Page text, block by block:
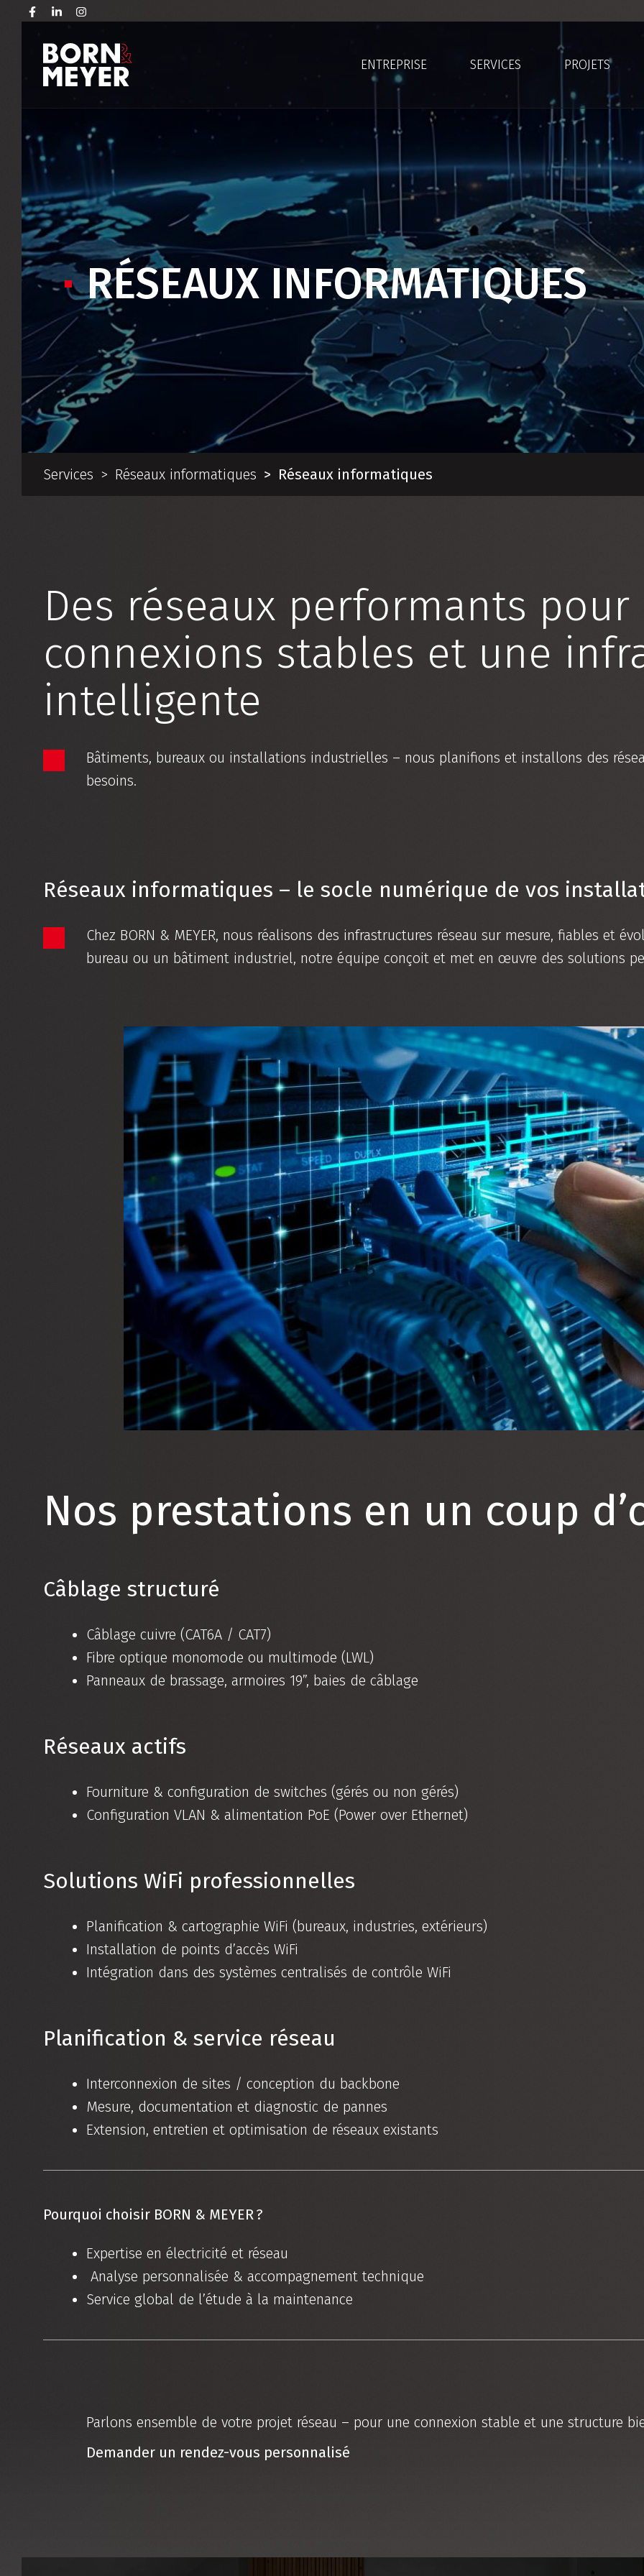
ENTREPRISE SERVICES PROJETS
RÉSEAUX INFORMATIQUES
Services Réseaux informatiques Réseaux informatiques
Des réseaux performants pour
connexions stables et une
intelligente
Bâtiments, bureaux ou installations industrielles – nous planifions et installons des
besoins.
Réseaux informatiques – le socle numérique de vos
Chez BORN & MEYER, nous réalisons des infrastructures réseau sur mesure, fiables et
bureau ou un bâtiment industriel, notre équipe conçoit et met en œuvre des solutions
Nos prestations en un coup
Câblage structuré
Câblage cuivre (CAT6A / CAT7)
Fibre optique monomode ou multimode (LWL)
Panneaux de brassage, armoires 19”, baies de câblage
Réseaux actifs
Fourniture & configuration de switches (gérés ou non gérés)
Configuration VLAN & alimentation PoE (Power over Ethernet)
Solutions WiFi professionnelles
Planification & cartographie WiFi (bureaux, industries, extérieurs)
Installation de points d’accès WiFi
Intégration dans des systèmes centralisés de contrôle WiFi
Planification & service réseau
Interconnexion de sites / conception du backbone
Mesure, documentation et diagnostic de pannes
Extension, entretien et optimisation de réseaux existants
Pourquoi choisir BORN & MEYER ?
Expertise en électricité et réseau
Analyse personnalisée & accompagnement technique
Service global de l’étude à la maintenance
Parlons ensemble de votre projet réseau – pour une connexion stable et une structure
Demander un rendez-vous personnalisé